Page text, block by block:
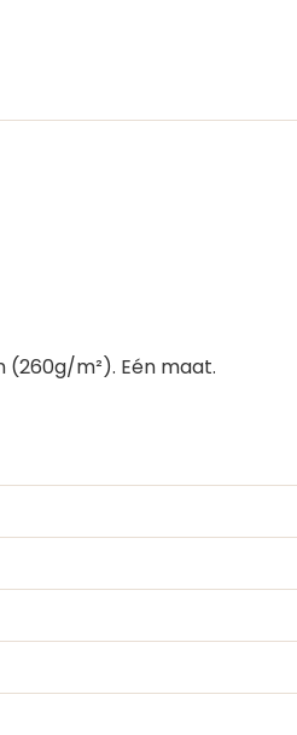
m²). Eén maat.